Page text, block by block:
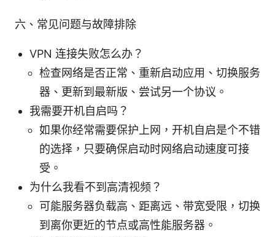
六、常见问题与故障排除
VPN 连接失败怎么办？
检查网络是否正常、重新启动应用、切换服务
器、更新到最新版、尝试另一个协议。
我需要开机自启吗？
如果你经常需要保护上网，开机自启是个不错
的选择，只要确保启动时网络启动速度可接
受。
为什么我看不到高清视频？
可能服务器负载高、距离远、带宽受限，切换
到离你更近的节点或高性能服务器。